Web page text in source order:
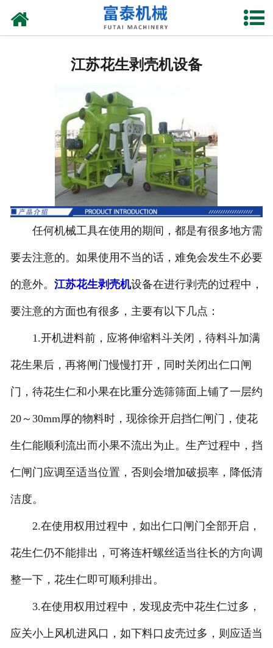
网站首页
江苏花生剥壳机
江苏玉米割台
江苏铡草机
江苏上料机
江苏花生剥壳机设备
任何机械工具在使用的期间，都是有很多地方需
要去注意的。如果使用不当的话，难免会发生不必要
的意外。 江苏花生剥壳机设备在进行剥壳的过程中，
要注意的方面也有很多，主要有以下几点：
1.开机进料前，应将伸缩料斗关闭，待料斗加满
花生果后，再将闸门慢慢打开，同时关闭出仁口闸
门，待花生仁和小果在比重分选筛筛面上铺了一层约
20～30mm厚的物料时，现徐徐开启挡仁闸门，使花
生仁能顺利流出而小果不流出为止。生产过程中，挡
仁闸门应调至适当位置，否则会增加破损率，降低清
洁度。
2.在使用权用过程中，如出仁口闸门全部开启，
花生仁仍不能排出，可将连杆螺丝适当往长的方向调
整一下，花生仁即可顺利排出。
3.在使用权用过程中，发现皮壳中花生仁过多，
应关小上风机进风口，如下料口皮壳过多，则应适当